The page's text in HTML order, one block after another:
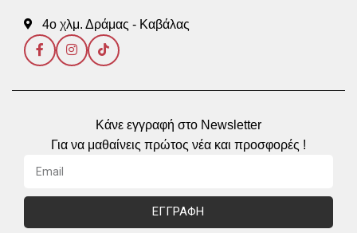
4ο χλμ. Δράμας - Καβάλας
Κάνε εγγραφή στο Newsletter
Για να μαθαίνεις πρώτος νέα και προσφορές !
ΕΓΓΡΑΦΗ